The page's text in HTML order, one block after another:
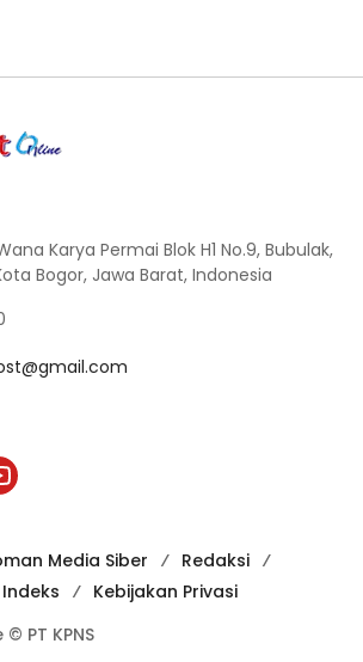
Karya Permai Blok H1 No.9, Bubulak,
Bogor, Jawa Barat, Indonesia
Media Siber
Redaksi
Indeks
Kebijakan Privasi
PT KPNS